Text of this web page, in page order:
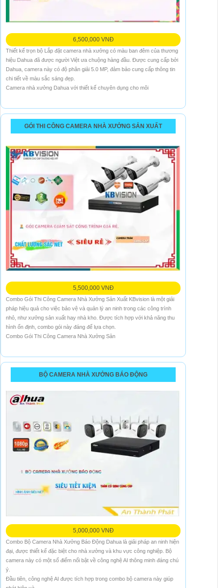
6,500,000 VNĐ
Thiết kế trọn bộ Lắp đặt camera nhà xưởng có màu ban đêm của thương
hiệu Dahua đã được người Việt ưa chuộng hàng đầu. Được cung cấp bởi
Dahua, camera này có độ phân giải 5.0 MP, đảm bảo cung cấp thông tin
chi tiết về màu sắc sáng đẹp.
Camera nhà xưởng Dahua với thiết kế chuyên dụng cho môi
GÓI THI CÔNG CAMERA NHÀ XƯỞNG SẢN XUẤT
5,500,000 VNĐ
Combo Gói Thi Công Camera Nhà Xưởng Sản Xuất KBvision là một giải
pháp hiệu quả cho việc bảo vệ và quản lý an ninh trong các công trình
nhỏ, như xưởng sản xuất hay nhà kho. Được tích hợp với khả năng thu
hình ổn định, combo gói này đáng để lựa chọn.
Combo Gói Thi Công Camera Nhà Xưởng Sản
BỘ CAMERA NHÀ XƯỞNG BÁO ĐỘNG
5,000,000 VNĐ
Combo Bộ Camera Nhà Xưởng Báo Động Dahua là giải pháp an ninh hiện
đại, được thiết kế đặc biệt cho nhà xưởng và khu vực công nghiệp. Bộ
camera này có một số điểm nổi bật về công nghệ AI thông minh đáng chú
ý.
Đầu tiên, công nghệ AI được tích hợp trong combo bộ camera này giúp